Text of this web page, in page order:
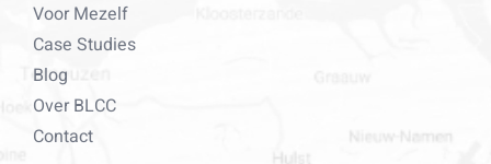
Voor Mezelf
Case Studies
Blog
Over BLCC
Contact